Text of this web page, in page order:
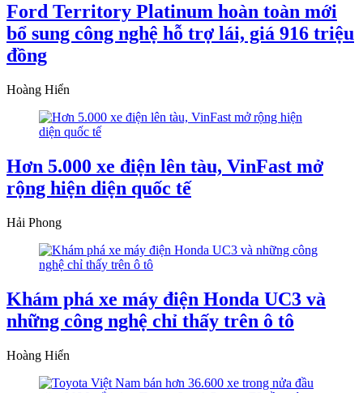
Ford Territory Platinum hoàn toàn mới
bổ sung công nghệ hỗ trợ lái, giá 916 triệu
đồng
Hoàng Hiển
Hơn 5.000 xe điện lên tàu, VinFast mở
rộng hiện diện quốc tế
Hải Phong
Khám phá xe máy điện Honda UC3 và
những công nghệ chỉ thấy trên ô tô
Hoàng Hiển